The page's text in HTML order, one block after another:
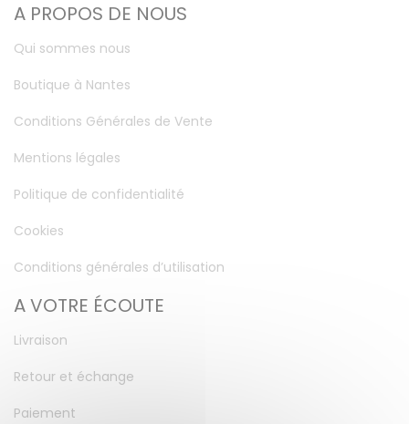
A PROPOS DE NOUS
Qui sommes nous
Boutique à Nantes
Conditions Générales de Vente
Mentions légales
Politique de confidentialité
Cookies
Conditions générales d’utilisation
A VOTRE ÉCOUTE
Livraison
Retour et échange
Paiement